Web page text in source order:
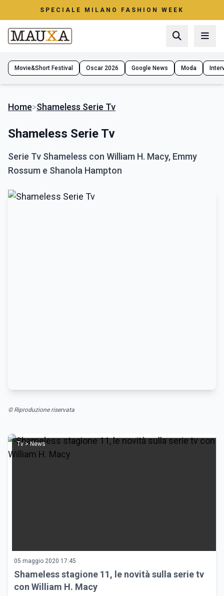
SPECIALE MILANO FASHION WEEK
Movie&Short Festival Oscar 2026 Google News Moda
Home>Shameless Serie Tv
Shameless Serie Tv
Serie Tv Shameless con William H. Macy, Emmy
Rossum e Shanola Hampton
© Riproduzione riservata
Tv > News
05 maggio 2020 17:45
Shameless stagione 11, le novità sulla serie tv
con William H. Macy